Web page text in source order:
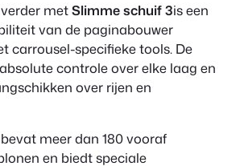
metSlimme schuif 3is een
van de paginabouwer
carrousel-specifieke tools. De
controle over elke laag en
over rijen en
meer dan 180 vooraf
en biedt speciale